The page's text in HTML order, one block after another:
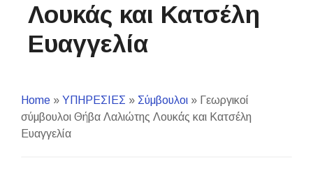
Λουκάς και Κατσέλη
Ευαγγελία
Home » ΥΠΗΡΕΣΙΕΣ » Σύμβουλοι » Γεωργικοί
σύμβουλοι Θήβα Λαλιώτης Λουκάς και Κατσέλη
Ευαγγελία